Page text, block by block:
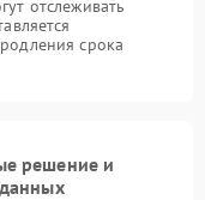
отслеживать
срока
решение и